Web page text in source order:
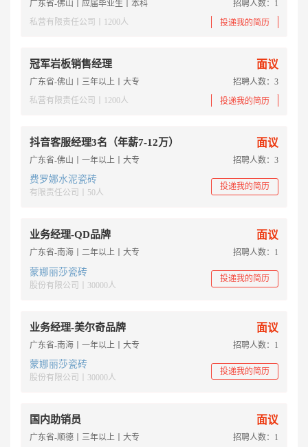
广东省-佛山丨应届毕业生丨本科
招聘人数：1
私营有限责任公司丨1200人
投递我的简历
冠军岩板销售经理 面议
广东省-佛山丨三年以上丨大专
招聘人数：3
私营有限责任公司丨1200人
投递我的简历
抖音客服经理3名（年薪7-12万） 面议
广东省-佛山丨一年以上丨大专 招聘人数：3
费罗娜水泥瓷砖
有限责任公司丨50人
投递我的简历
业务经理-QD品牌 面议
广东省-南海丨二年以上丨大专 招聘人数：1
蒙娜丽莎瓷砖
股份有限公司丨30000人
投递我的简历
业务经理-美尔奇品牌 面议
广东省-南海丨一年以上丨大专 招聘人数：1
蒙娜丽莎瓷砖
股份有限公司丨30000人
投递我的简历
国内助销员 面议
广东省-顺德丨三年以上丨大专 招聘人数：1